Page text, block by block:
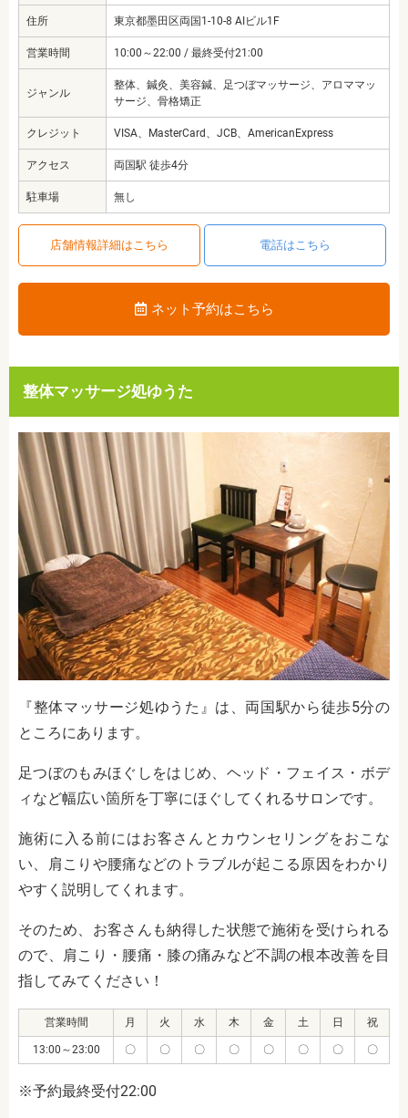
住所 東京都墨田区両国1-10-8 AIビル1F
営業時間 10:00～22:00 / 最終受付21:00
ジャンル
整体、鍼灸、美容鍼、足つぼマッサージ、アロママッ
サージ、骨格矯正
クレジット VISA、MasterCard、JCB、AmericanExpress
アクセス 両国駅 徒歩4分
駐車場 無し
店舗情報詳細はこちら 電話はこちら
ネット予約はこちら
整体マッサージ処ゆうた
『整体マッサージ処ゆうた』は、両国駅から徒歩5分の
ところにあります。
足つぼのもみほぐしをはじめ、ヘッド・フェイス・ボデ
ィなど幅広い箇所を丁寧にほぐしてくれるサロンです。
施術に入る前にはお客さんとカウンセリングをおこな
い、肩こりや腰痛などのトラブルが起こる原因をわかり
やすく説明してくれます。
そのため、お客さんも納得した状態で施術を受けられる
ので、肩こり・腰痛・膝の痛みなど不調の根本改善を目
指してみてください！
営業時間 月 火 水 木 金 土 日 祝
13:00～23:00 〇 〇 〇 〇 〇 〇 〇 〇
※予約最終受付22:00